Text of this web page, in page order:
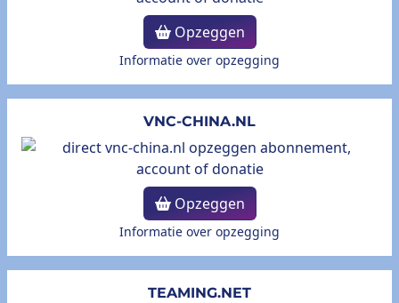
Opzeggen
Informatie over opzegging
VNC-CHINA.NL
Opzeggen
Informatie over opzegging
TEAMING.NET